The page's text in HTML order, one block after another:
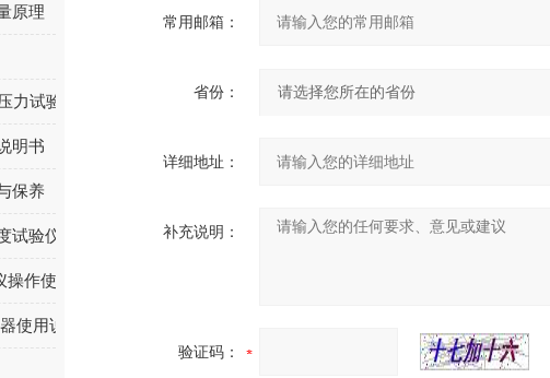
原理
力试验机的注意事项
明书
保养
试验仪
作使用
使用说明书
常用邮箱：
省份：
详细地址：
补充说明：
验证码：